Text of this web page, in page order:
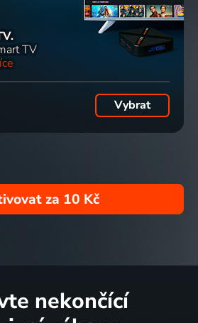
TV
Vybrat
za 10 Kč
nekončící